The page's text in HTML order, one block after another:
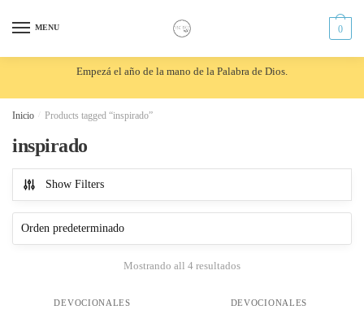
MENU 0
Empezá el año de la mano de la Palabra de Dios.
Inicio Products tagged “inspirado”
inspirado
Show Filters
Mostrando all 4 resultados
DEVOCIONALES DEVOCIONALES